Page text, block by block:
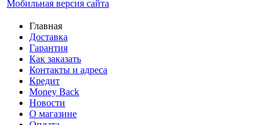
Мобильная версия сайта
Главная
Доставка
Гарантия
Как заказать
Контакты и адреса
Кредит
Money Back
Новости
О магазине